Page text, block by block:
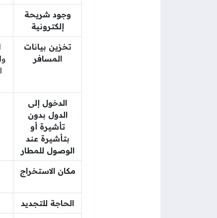
وجود شريحة
إلكترونية
تخزين بيانات
المسافر
الدخول إلى
الدول بدون
تأشيرة أو
بتأشيرة عند
الوصول للمطار
مكان الاستخراج
الحاجة للتجديد